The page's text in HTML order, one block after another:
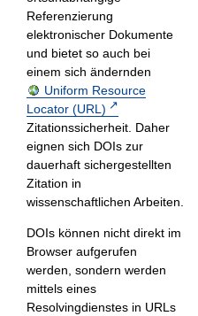
Referenzierung
elektronischer Dokumente
und bietet so auch bei
einem sich ändernden
Uniform Resource
Locator (URL)
Zitationssicherheit. Daher
eignen sich DOIs zur
dauerhaft sichergestellten
Zitation in
wissenschaftlichen Arbeiten.
DOIs können nicht direkt im
Browser aufgerufen
werden, sondern werden
mittels eines
Resolvingdienstes in URLs